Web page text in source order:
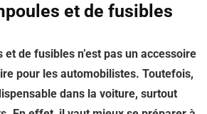
et de fusibles
et de fusibles n’est pas un accessoire
pour les automobilistes. Toutefois,
dans la voiture, surtout